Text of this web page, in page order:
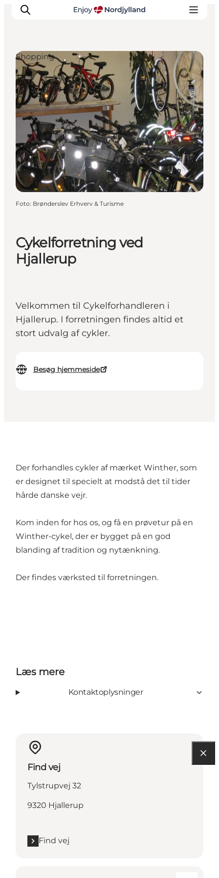
Oplevelser og aktiviteter
Planlæg din tur
Byer og steder
Guides
Det sker
For børn
Cykelforretning ved
Hjallerup
Velkommen til Cykelforhandleren i
Hjallerup. I forretningen findes altid et
stort udvalg af cykler.
Besøg hjemmeside
Shopping
Foto: Brønderslev Erhverv & Turisme
Der forhandles cykler af mærket Winther, som
er designet til specielt at modstå det til tider
hårde danske vejr.
Kom inden for hos os, og få en prøvetur på en
Winther-cykel, der er bygget på en god
blanding af tradition og nytænkning.
Der findes værksted til forretningen.
Læs mere
Kontaktoplysninger
Find vej
Tylstrupvej 32
9320 Hjallerup
Find vej